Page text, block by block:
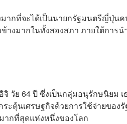
ากที่จะได้เป็นนายกรัฐมนตรีญี่ปุ่น
างมากในทั้งสองสภา ภายใต้การ
วัย 64 ปี ซึ่งเป็นกลุ่มอนุรักษนิยม
ะตุ้นเศรษฐกิจด้วยการใช้จ่ายขอ
กที่สุดแห่งหนึ่งของโลก